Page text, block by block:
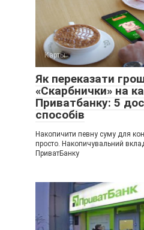
Карты
Як переказати
«Скарбнички» на
Приватбанку: 5
способів
Накопичити певну суму для
просто. Накопичувальний
ПриватБанку